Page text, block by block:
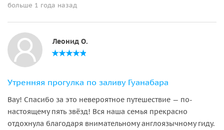
больше 1 года назад
Леонид О.
Утренняя прогулка по заливу Гуанабара
Вау! Спасибо за это невероятное путешествие — по-
настоящему пять звёзд! Вся наша семья прекрасно
отдохнула благодаря внимательному англоязычному гиду.